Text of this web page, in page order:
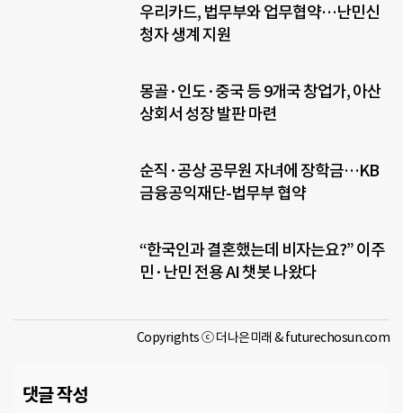
우리카드, 법무부와 업무협약…난민신
청자 생계 지원
몽골·인도·중국 등 9개국 창업가, 아산
상회서 성장 발판 마련
순직·공상 공무원 자녀에 장학금…KB
금융공익재단-법무부 협약
“한국인과 결혼했는데 비자는요?” 이주
민·난민 전용 AI 챗봇 나왔다
Copyrights ⓒ 더나은미래 & futurechosun.com
댓글 작성